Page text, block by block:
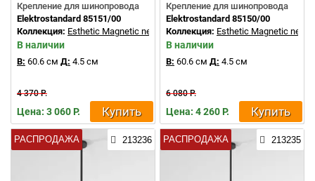
Крепление для шинопровода
Elektrostandard 85151/00
Коллекция: Esthetic Magnetic new
В наличии
В: 60.6 см Д: 4.5 см
4 370 Р.
Цена: 3 060 Р. Купить
Крепление для шинопровода
Elektrostandard 85150/00
Коллекция: Esthetic Magnetic new
В наличии
В: 60.6 см Д: 4.5 см
6 080 Р.
Цена: 4 260 Р. Купить
РАСПРОДАЖА 213236 РАСПРОДАЖА 213235